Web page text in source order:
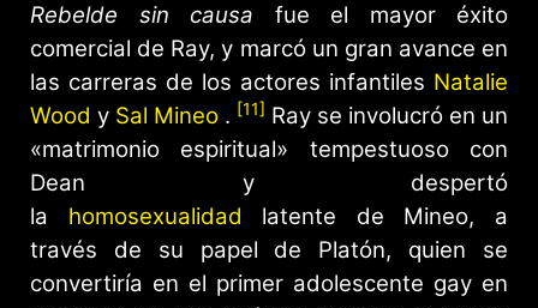
Rebelde sin causa fue el mayor éxito
comercial de Ray, y marcó un gran avance en
las carreras de los actores infantiles Natalie
Wood y Sal Mineo . [11] Ray se involucró en un
«matrimonio espiritual» tempestuoso con
Dean y despertó
la homosexualidad latente de Mineo, a
través de su papel de Platón, quien se
convertiría en el primer adolescente gay en